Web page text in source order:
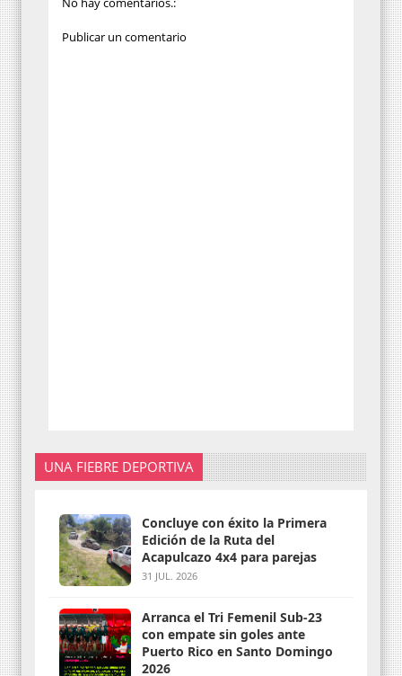
Publicar un comentario
UNA FIEBRE DEPORTIVA
Concluye con éxito la Primera
Edición de la Ruta del
Acapulcazo 4x4 para parejas
31 JUL. 2026
Arranca el Tri Femenil Sub-23
con empate sin goles ante
Puerto Rico en Santo Domingo
2026